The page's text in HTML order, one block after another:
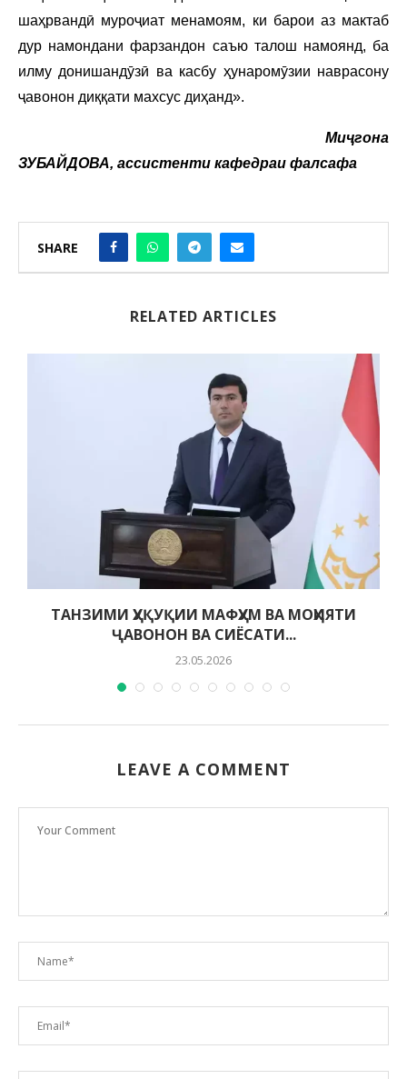
шаҳрвандӣ муроҷиат менамоям, ки барои аз мактаб
дур намондани фарзандон саъю талош намоянд, ба
илму донишандӯзӣ ва касбу ҳунаромӯзии наврасону
ҷавонон диққати махсус диҳанд».
Миҷгона
ЗУБАЙДОВА, ассистенти кафедраи фалсафа
SHARE
RELATED ARTICLES
ТАНЗИМИ ҲУҚУҚИИ МАФҲУМ ВА МОҲИЯТИ
ҶАВОНОН ВА СИЁСАТИ...
23.05.2026
LEAVE A COMMENT